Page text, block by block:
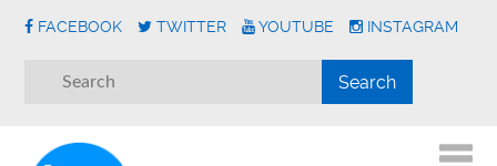
FACEBOOK TWITTER YOUTUBE INSTAGRAM